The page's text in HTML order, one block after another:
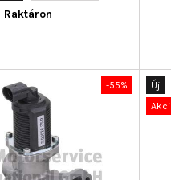
Raktáron
-55%
Új